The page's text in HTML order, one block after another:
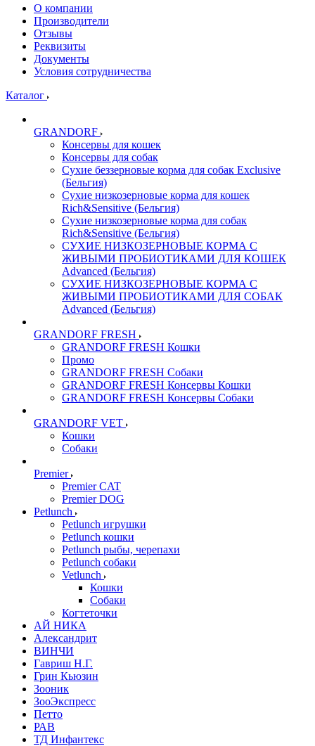
О компании
Производители
Отзывы
Реквизиты
Документы
Условия сотрудничества
Каталог
GRANDORF
Консервы для кошек
Консервы для собак
Сухие беззерновые корма для собак Exclusive
(Бельгия)
Сухие низкозерновые корма для кошек
Rich&Sensitive (Бельгия)
Сухие низкозерновые корма для собак
Rich&Sensitive (Бельгия)
СУХИЕ НИЗКОЗЕРНОВЫЕ КОРМА С
ЖИВЫМИ ПРОБИОТИКАМИ ДЛЯ КОШЕК
Advanced (Бельгия)
СУХИЕ НИЗКОЗЕРНОВЫЕ КОРМА С
ЖИВЫМИ ПРОБИОТИКАМИ ДЛЯ СОБАК
Advanced (Бельгия)
GRANDORF FRESH
GRANDORF FRESH Кошки
Промо
GRANDORF FRESH Собаки
GRANDORF FRESH Консервы Кошки
GRANDORF FRESH Консервы Собаки
GRANDORF VET
Кошки
Собаки
Premier
Premier CAT
Premier DOG
Petlunch
Petlunch игрушки
Petlunch кошки
Petlunch рыбы, черепахи
Petlunch собаки
Vetlunch
Кошки
Собаки
Когтеточки
АЙ НИКА
Александрит
ВИНЧИ
Гавриш Н.Г.
Грин Кьюзин
Зооник
ЗооЭкспресс
Петто
РАВ
ТД Инфантекс